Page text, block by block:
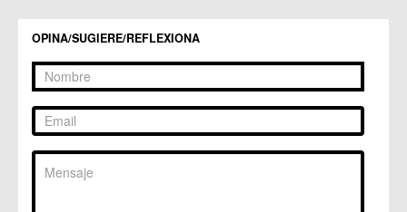
OPINA/SUGIERE/REFLEXIONA